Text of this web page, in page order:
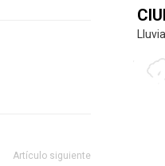
Artículo siguiente